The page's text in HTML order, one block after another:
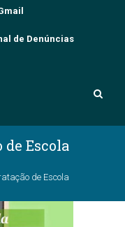
de Denúncias
Escola
de Escola